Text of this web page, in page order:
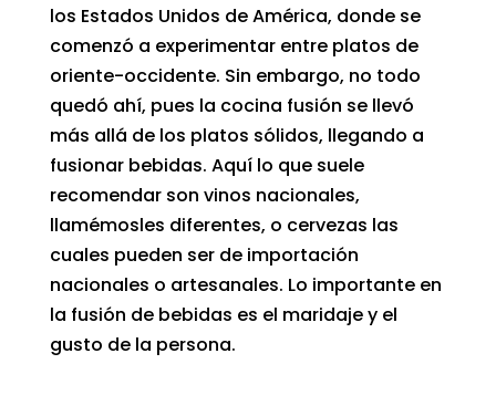
los Estados Unidos de América, donde se
comenzó a experimentar entre platos de
oriente-occidente. Sin embargo, no todo
quedó ahí, pues la cocina fusión se llevó
más allá de los platos sólidos, llegando a
fusionar bebidas. Aquí lo que suele
recomendar son vinos nacionales,
llamémosles diferentes, o cervezas las
cuales pueden ser de importación
nacionales o artesanales. Lo importante en
la fusión de bebidas es el maridaje y el
gusto de la persona.